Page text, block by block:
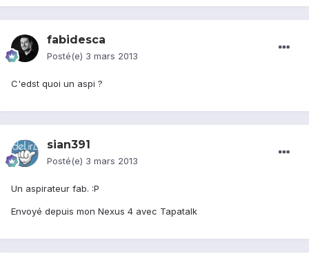
fabidesca
Posté(e) 3 mars 2013
C'edst quoi un aspi ?
sian391
Posté(e) 3 mars 2013
Un aspirateur fab. :P
Envoyé depuis mon Nexus 4 avec Tapatalk